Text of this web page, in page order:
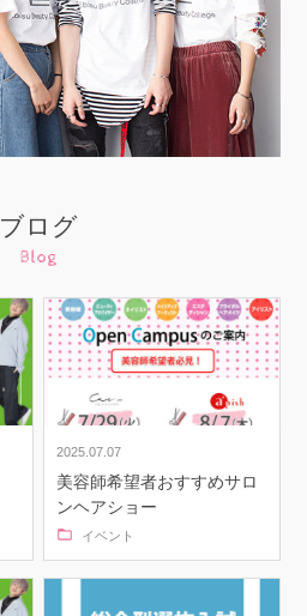
ブログ
Blog
2025.07.07
美容師希望者おすすめサロ
ンヘアショー
イベント